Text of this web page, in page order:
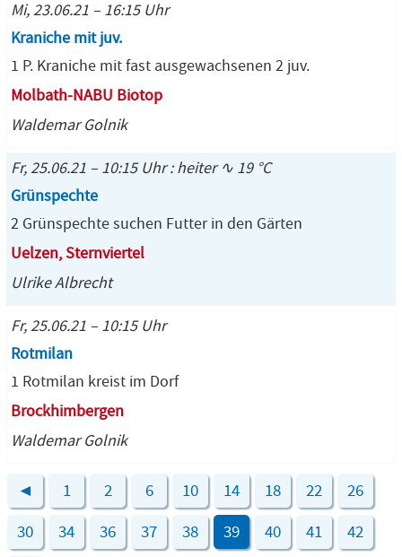
Mi, 23.06.21 – 16:15 Uhr
Kraniche mit juv.
1 P. Kraniche mit fast ausgewachsenen 2 juv.
Molbath-NABU Biotop
Waldemar Golnik
Fr, 25.06.21 – 10:15 Uhr : heiter ∿ 19 °C
Grünspechte
2 Grünspechte suchen Futter in den Gärten
Uelzen, Sternviertel
Ulrike Albrecht
Fr, 25.06.21 – 10:15 Uhr
Rotmilan
1 Rotmilan kreist im Dorf
Brockhimbergen
Waldemar Golnik
◄ 1 2 6 10 14 18 22 26
30 34 36 37 38 39 40 41 42